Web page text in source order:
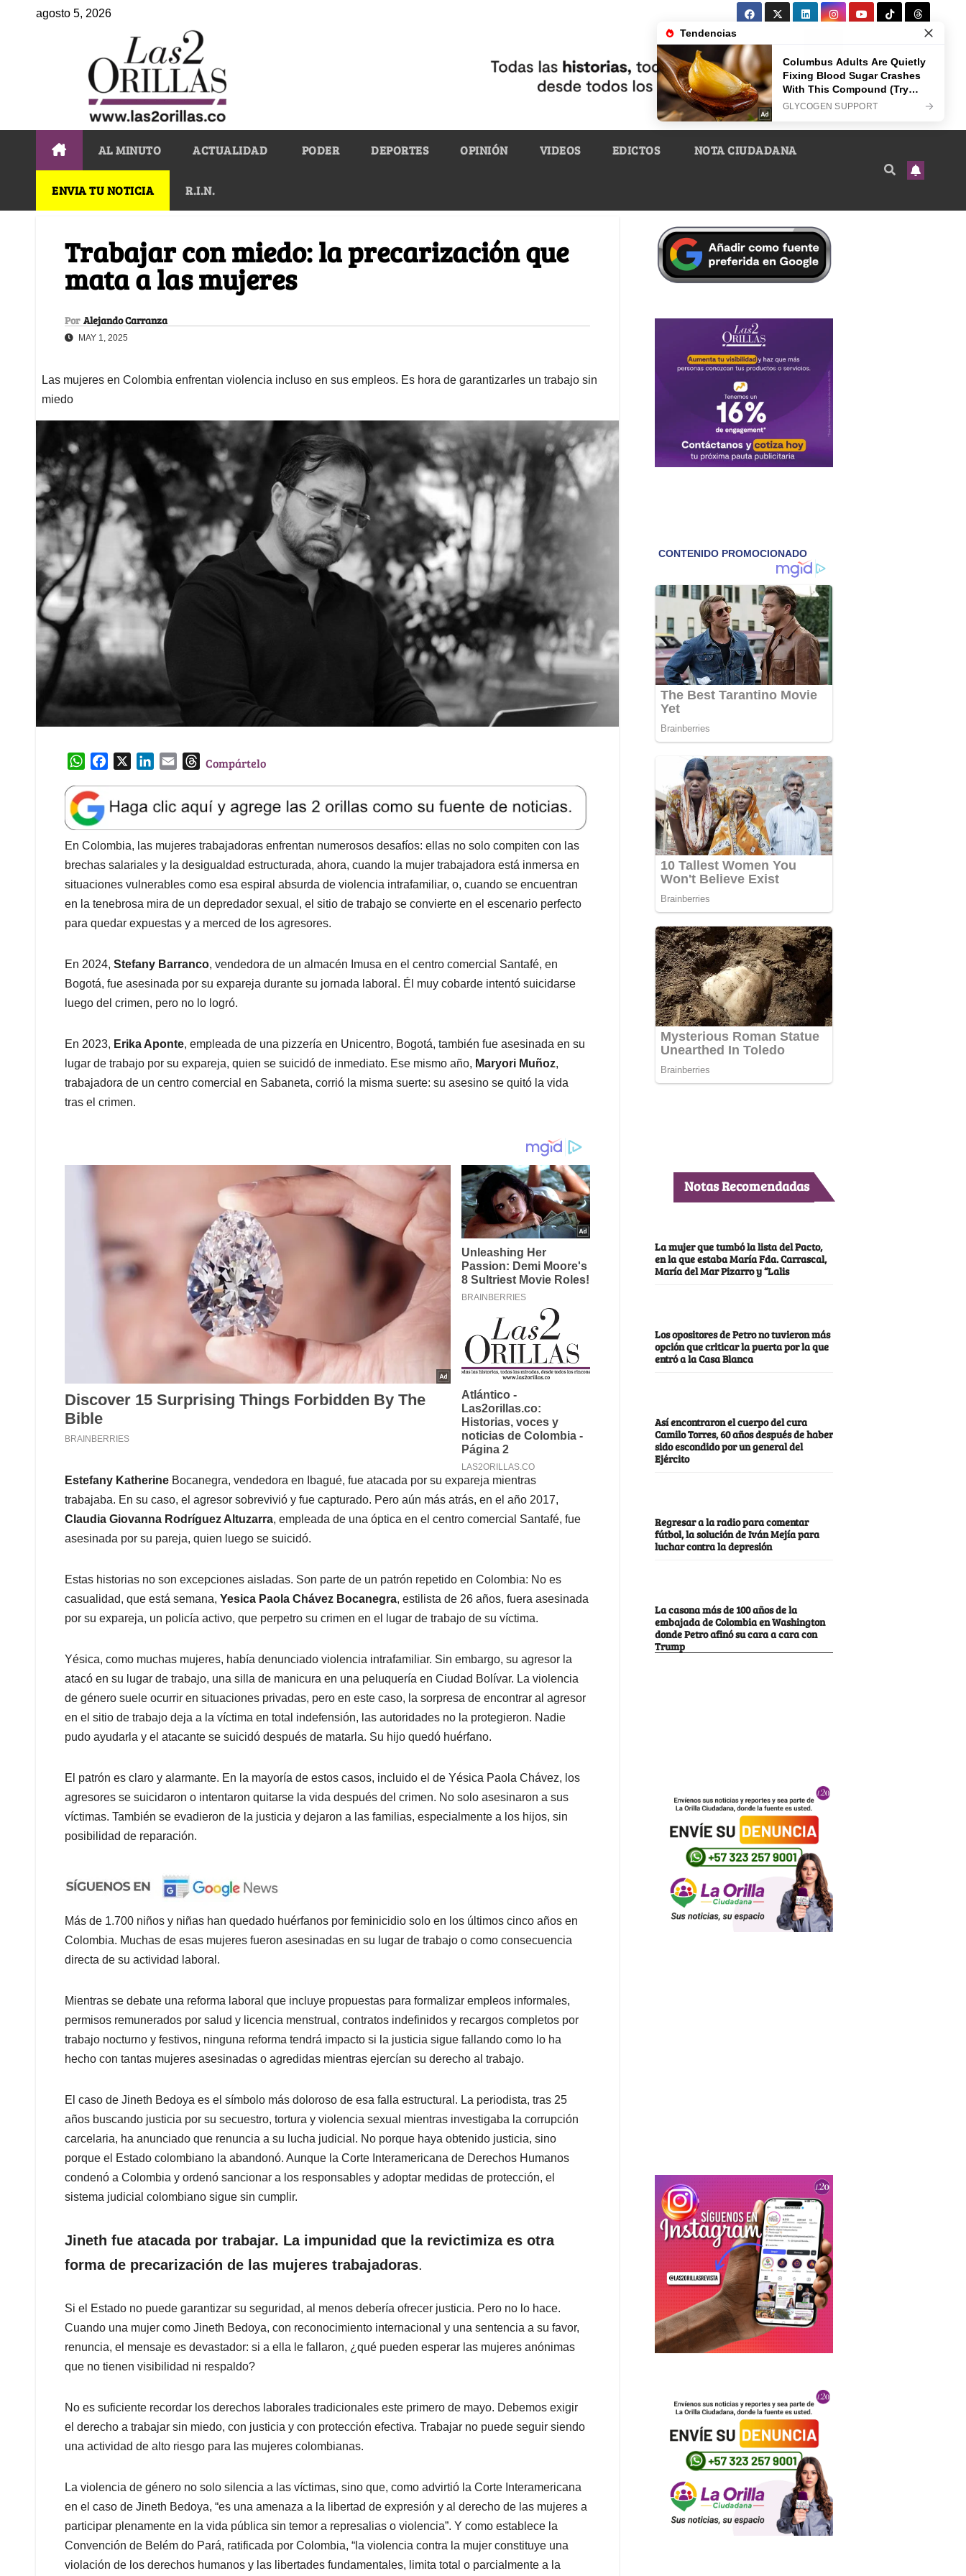
agosto 5, 2026
AL MINUTO ACTUALIDAD PODER DEPORTES OPINIÓN VIDEOS EDICTOS NOTA CIUDADANA
ENVIA TU NOTICIA R.I.N.
Trabajar con miedo: la precarización que
mata a las mujeres
Por Alejando Carranza
MAY 1, 2025
Las mujeres en Colombia enfrentan violencia incluso en sus empleos. Es hora de garantizarles un trabajo sin
miedo
W
a
t
s
A
p
p
e
b
o
o
k
k
e
d
I
n
l
T
e
a
d
s
Compártelo
En Colombia, las mujeres trabajadoras enfrentan numerosos desafíos: ellas no solo compiten con las
brechas salariales y la desigualdad estructurada, ahora, cuando la mujer trabajadora está inmersa en
situaciones vulnerables como esa espiral absurda de violencia intrafamiliar, o, cuando se encuentran
en la tenebrosa mira de un depredador sexual, el sitio de trabajo se convierte en el escenario perfecto
para quedar expuestas y a merced de los agresores.
En 2024, Stefany Barranco, vendedora de un almacén Imusa en el centro comercial Santafé, en
Bogotá, fue asesinada por su expareja durante su jornada laboral. Él muy cobarde intentó suicidarse
luego del crimen, pero no lo logró.
En 2023, Erika Aponte, empleada de una pizzería en Unicentro, Bogotá, también fue asesinada en su
lugar de trabajo por su expareja, quien se suicidó de inmediato. Ese mismo año, Maryori Muñoz,
trabajadora de un centro comercial en Sabaneta, corrió la misma suerte: su asesino se quitó la vida
tras el crimen.
Estefany Katherine Bocanegra, vendedora en Ibagué, fue atacada por su expareja mientras
trabajaba. En su caso, el agresor sobrevivió y fue capturado. Pero aún más atrás, en el año 2017,
Claudia Giovanna Rodríguez Altuzarra, empleada de una óptica en el centro comercial Santafé, fue
asesinada por su pareja, quien luego se suicidó.
Estas historias no son excepciones aisladas. Son parte de un patrón repetido en Colombia: No es
casualidad, que está semana, Yesica Paola Chávez Bocanegra, estilista de 26 años, fuera asesinada
por su expareja, un policía activo, que perpetro su crimen en el lugar de trabajo de su víctima.
Yésica, como muchas mujeres, había denunciado violencia intrafamiliar. Sin embargo, su agresor la
atacó en su lugar de trabajo, una silla de manicura en una peluquería en Ciudad Bolívar. La violencia
de género suele ocurrir en situaciones privadas, pero en este caso, la sorpresa de encontrar al agresor
en el sitio de trabajo deja a la víctima en total indefensión, las autoridades no la protegieron. Nadie
pudo ayudarla y el atacante se suicidó después de matarla. Su hijo quedó huérfano.
El patrón es claro y alarmante. En la mayoría de estos casos, incluido el de Yésica Paola Chávez, los
agresores se suicidaron o intentaron quitarse la vida después del crimen. No solo asesinaron a sus
víctimas. También se evadieron de la justicia y dejaron a las familias, especialmente a los hijos, sin
posibilidad de reparación.
Más de 1.700 niños y niñas han quedado huérfanos por feminicidio solo en los últimos cinco años en
Colombia. Muchas de esas mujeres fueron asesinadas en su lugar de trabajo o como consecuencia
directa de su actividad laboral.
Mientras se debate una reforma laboral que incluye propuestas para formalizar empleos informales,
permisos remunerados por salud y licencia menstrual, contratos indefinidos y recargos completos por
trabajo nocturno y festivos, ninguna reforma tendrá impacto si la justicia sigue fallando como lo ha
hecho con tantas mujeres asesinadas o agredidas mientras ejercían su derecho al trabajo.
El caso de Jineth Bedoya es el símbolo más doloroso de esa falla estructural. La periodista, tras 25
años buscando justicia por su secuestro, tortura y violencia sexual mientras investigaba la corrupción
carcelaria, ha anunciado que renuncia a su lucha judicial. No porque haya obtenido justicia, sino
porque el Estado colombiano la abandonó. Aunque la Corte Interamericana de Derechos Humanos
condenó a Colombia y ordenó sancionar a los responsables y adoptar medidas de protección, el
sistema judicial colombiano sigue sin cumplir.
Jineth fue atacada por trabajar. La impunidad que la revictimiza es otra
forma de precarización de las mujeres trabajadoras.
Si el Estado no puede garantizar su seguridad, al menos debería ofrecer justicia. Pero no lo hace.
Cuando una mujer como Jineth Bedoya, con reconocimiento internacional y una sentencia a su favor,
renuncia, el mensaje es devastador: si a ella le fallaron, ¿qué pueden esperar las mujeres anónimas
que no tienen visibilidad ni respaldo?
No es suficiente recordar los derechos laborales tradicionales este primero de mayo. Debemos exigir
el derecho a trabajar sin miedo, con justicia y con protección efectiva. Trabajar no puede seguir siendo
una actividad de alto riesgo para las mujeres colombianas.
La violencia de género no solo silencia a las víctimas, sino que, como advirtió la Corte Interamericana
en el caso de Jineth Bedoya, “es una amenaza a la libertad de expresión y al derecho de las mujeres a
participar plenamente en la vida pública sin temor a represalias o violencia”. Y como establece la
Convención de Belém do Pará, ratificada por Colombia, “la violencia contra la mujer constituye una
violación de los derechos humanos y las libertades fundamentales, limita total o parcialmente a la
Notas Recomendadas
La mujer que tumbó la lista del Pacto,
en la que estaba María Fda. Carrascal,
María del Mar Pizarro y “Lalis
Los opositores de Petro no tuvieron más
opción que criticar la puerta por la que
entró a la Casa Blanca
Así encontraron el cuerpo del cura
Camilo Torres, 60 años después de haber
sido escondido por un general del
Ejército
Regresar a la radio para comentar
fútbol, la solución de Iván Mejía para
luchar contra la depresión
La casona más de 100 años de la
embajada de Colombia en Washington
donde Petro afinó su cara a cara con
Trump